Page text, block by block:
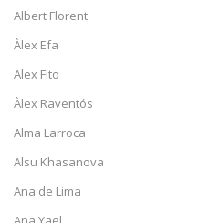
Albert Florent
Àlex Efa
Alex Fito
Àlex Raventós
Alma Larroca
Alsu Khasanova
Ana de Lima